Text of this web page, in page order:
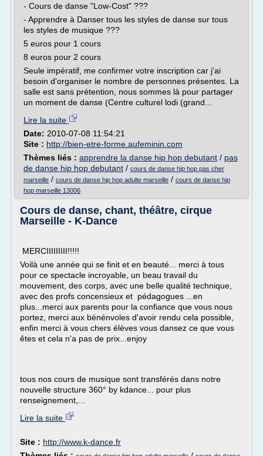
- Cours de danse "Low-Cost" ???
- Apprendre à Danser tous les styles de danse sur tous
les styles de musique ???
5 euros pour 1 cours
8 euros pour 2 cours
Seule impératif, me confirmer votre inscription car j'ai
besoin d'organiser le nombre de personnes présentes. La
salle est sans prétention, nous sommes là pour partager
un moment de danse (Centre culturel lodi (grand...
Lire la suite
Date: 2010-07-08 11:54:21
Site : http://bien-etre-forme.aufeminin.com
Thèmes liés : apprendre la danse hip hop debutant / pas
de danse hip hop debutant / cours de danse hip hop pas cher
marseille / cours de danse hip hop adulte marseille / cours de danse hip
hop marseille 13006
Cours de danse, chant, théâtre, cirque
Marseille - K-Dance
MERCIIIIIIIII!!!!!
Voilà une année qui se finit et en beauté... merci à tous
pour ce spectacle incroyable, un beau travail du
mouvement, des corps, avec une belle qualité technique,
avec des profs concensieux et pédagogues ...en
plus...merci aux parents pour la confiance que vous nous
portez, merci aux bénénvoles d'avoir rendu cela possible,
enfin merci à vous chers élèves vous dansez ce que vous
êtes et cela n'a pas de prix...enjoy
tous nos cours de musique sont transférés dans notre
nouvelle structure 360° by kdance... pour plus
renseignement,...
Lire la suite
Site : http://www.k-dance.fr